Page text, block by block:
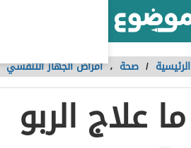
الرئيسية / صحة ،أمراض الجهاز التنفسي
ما علاج الربو